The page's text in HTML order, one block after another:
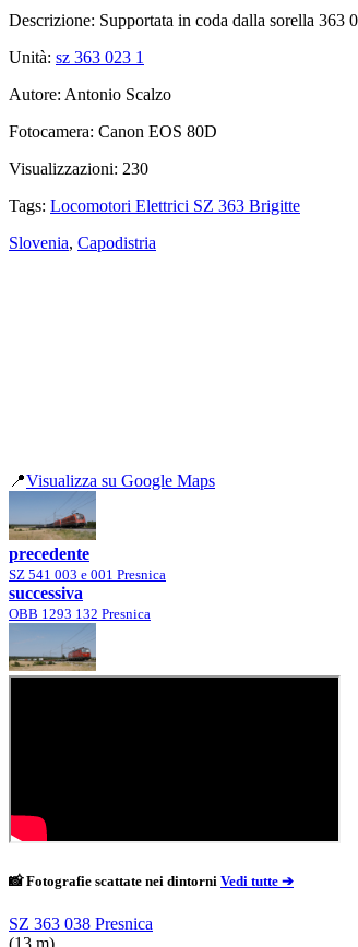
Descrizione: Supportata in coda dalla sorella 363
Unità: sz 363 023 1
Autore: Antonio Scalzo
Fotocamera: Canon EOS 80D
Visualizzazioni: 230
Tags: Locomotori Elettrici SZ 363 Brigitte
Slovenia, Capodistria
📍Visualizza su Google Maps
precedente
SZ 541 003 e 001 Presnica
successiva
OBB 1293 132 Presnica
📸 Fotografie scattate nei dintorni Vedi tutte ➔
SZ 363 038 Presnica
(13 m)